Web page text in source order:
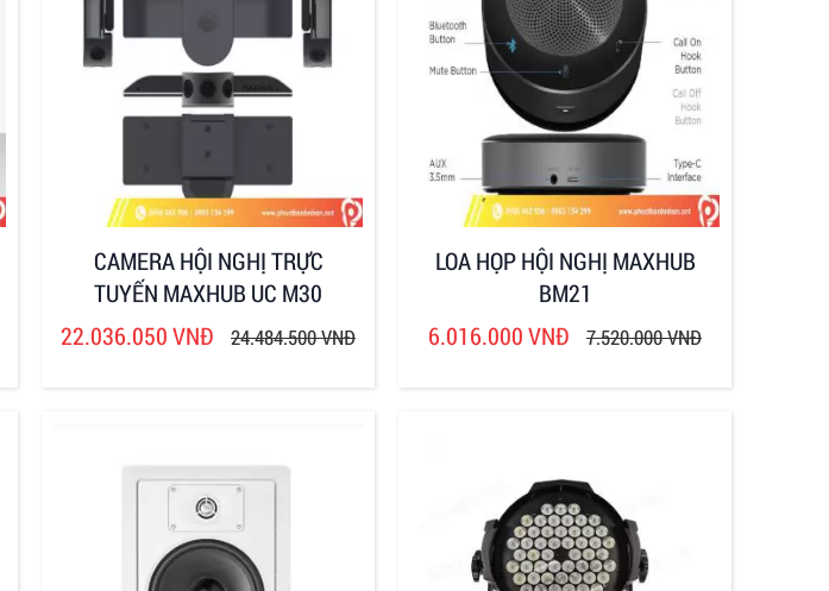
CAMERA HỘI NGHỊ TRỰC
TUYẾN MAXHUB UC M30
22.036.050 VNĐ
24.484.500 VNĐ
LOA HỌP HỘI NGHỊ MAXHUB
BM21
6.016.000 VNĐ
7.520.000 VNĐ